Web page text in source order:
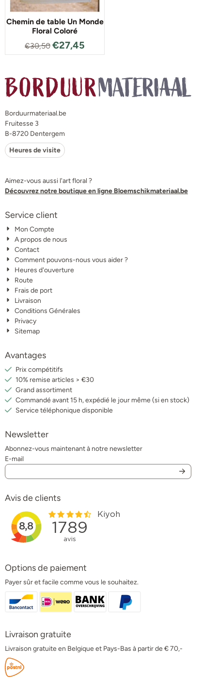
Chemin de table Un Monde
Floral Coloré
€30,50 €27,45
Borduurmateriaal.be
Fruitesse 3
B-8720 Dentergem
Heures de visite
Aimez-vous aussi l'art floral ?
Découvrez notre boutique en ligne Bloemschikmateriaal.be
Service client
Mon Compte
A propos de nous
Contact
Comment pouvons-nous vous aider ?
Heures d'ouverture
Route
Frais de port
Livraison
Conditions Générales
Privacy
Sitemap
Avantages
Prix compétitifs
10% remise articles > €30
Grand assortiment
Commandé avant 15 h, expédié le jour même (si en stock)
Service téléphonique disponible
Newsletter
Abonnez-vous maintenant à notre newsletter
E-mail
Avis de clients
Options de paiement
Payer sûr et facile comme vous le souhaitez.
Livraison gratuite
Livraison gratuite en Belgique et Pays-Bas à partir de € 70,-